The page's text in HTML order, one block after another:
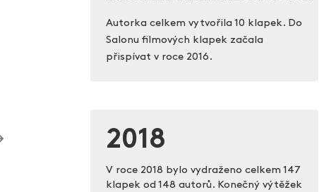
Autorka celkem vytvořila 10 klapek. Do
Salonu filmových klapek začala
přispívat v roce 2016.
2018
V roce 2018 bylo vydraženo celkem 147
klapek od 148 autorů. Konečný výtěžek